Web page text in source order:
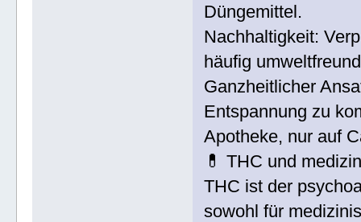
Düngemittel.
Nachhaltigkeit:
häufig
Ganzheitlicher
Entspannung zu
Apotheke, nur auf
💊 THC und
THC ist der
sowohl für